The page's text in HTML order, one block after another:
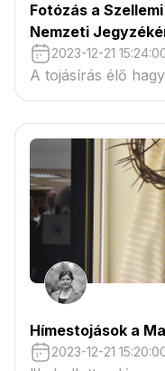
Fotózás a
Nemzeti
kapcsolódóan
2023-12-21
A tojásírás élő
2023-12-21